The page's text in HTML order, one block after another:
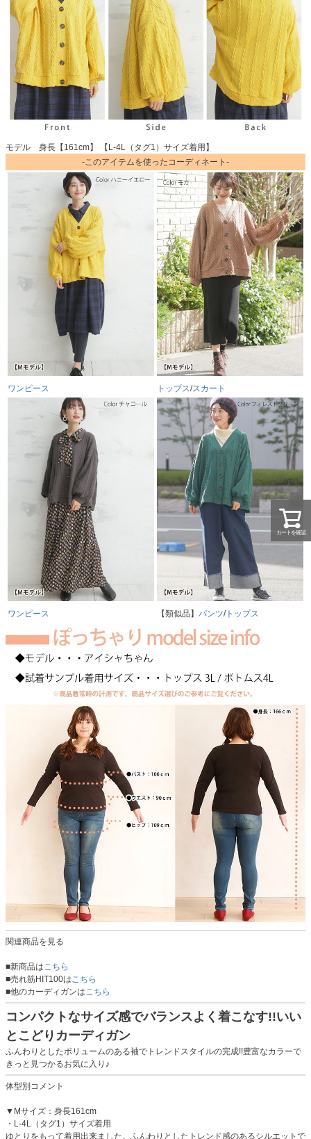
モデル 身長【161cm】 【L-4L（タグ1）サイズ着用】
-このアイテムを使ったコーディネート-
ワンピース トップス/スカート
ワンピース 【類似品】 パンツ/トップス
関連商品を見る
■新商品はこちら
■売れ筋HIT100はこちら
■他のカーディガンはこちら
コンパクトなサイズ感でバランスよく着こなす!!いい
とこどりカーディガン
ふんわりとしたボリュームのある袖でトレンドスタイルの完成!!豊富なカラーで
きっと見つかるお気に入り♪
体型別コメント
▼Mサイズ：身長161cm
・L-4L（タグ1）サイズ着用
ゆとりをもって着用出来ました。ふんわりとしたトレンド感のあるシルエットで
カートを確認